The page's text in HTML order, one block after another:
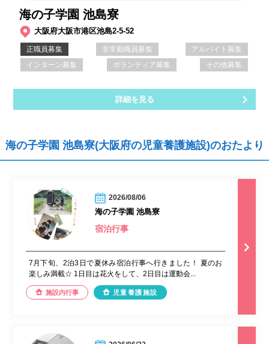
海の子学園 池島寮
大阪府大阪市港区池島2-5-52
正職員募集 非常勤職員募集
アルバイト募集
インターン募集
ボランティア募集 その他募集
詳細を見る
海の子学園 池島寮(大阪府の児童養護施設)のおたより
2026/08/06
海の子学園 池島寮
宿泊行事
7月下旬、2泊3日で夏休み宿泊行事へ行きました！ 夏のお
楽しみ満載☆ 1日目は花火をして、2日目は運動会...
施設内行事 児童養護施設